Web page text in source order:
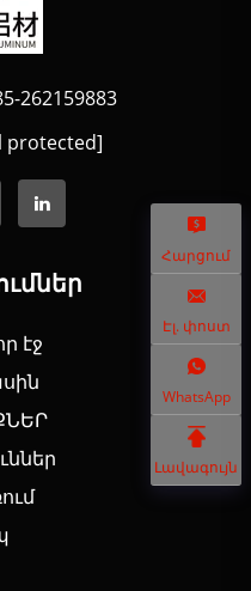
Հարցում
Էլ. փոստ
WhatsApp
Լավագույն
262159883
protected]
էջ